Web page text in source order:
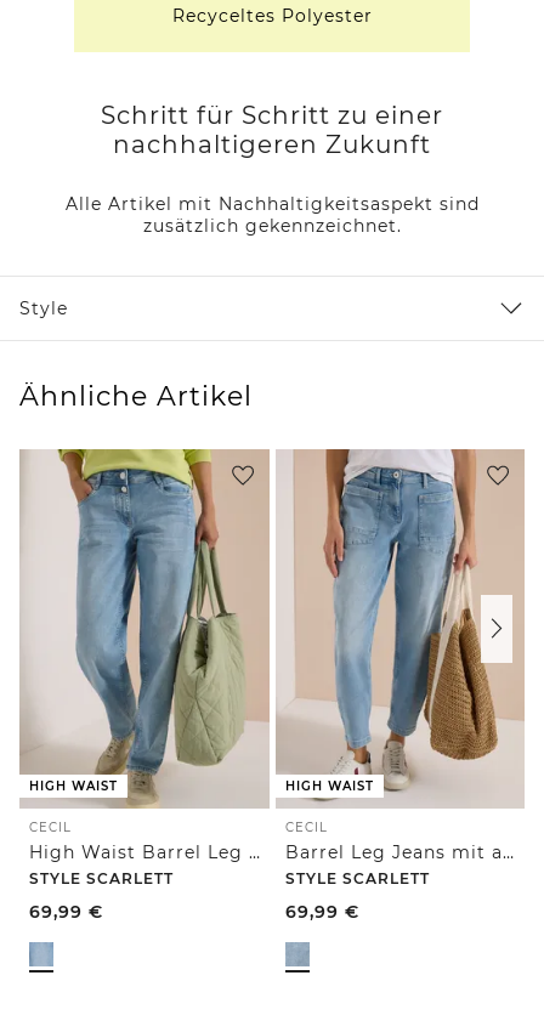
Recyceltes Polyester
Schritt für Schritt zu einer
nachhaltigeren Zukunft
Alle Artikel mit Nachhaltigkeitsaspekt sind
zusätzlich gekennzeichnet.
Style
Ähnliche Artikel
HIGH WAIST
CECIL
High Waist Barrel Leg Jeans im Loose Fit
STYLE SCARLETT
69,99 €
HIGH WAIST
CECIL
Barrel Leg Jeans mit aufgesetzten Taschen
STYLE SCARLETT
69,99 €